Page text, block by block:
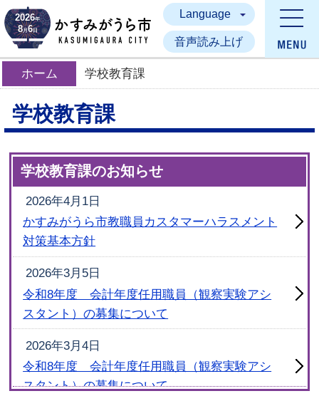
かすみがうら市
2026年
8月6日
Language
音声読み上げ
ホーム 学校教育課
学校教育課
学校教育課のお知らせ
2026年4月1日
かすみがうら市教職員カスタマーハラスメント
対策基本方針
2026年3月5日
令和8年度 会計年度任用職員（観察実験アシ
スタント）の募集について
2026年3月4日
令和8年度 会計年度任用職員（観察実験アシ
スタント）の募集について